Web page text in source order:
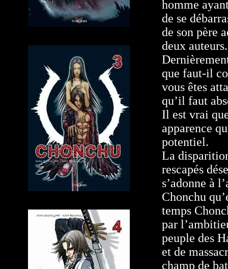
homme
de se
de son père
deux auteurs.
que faut-il
vous êtes
qu’il faut
Il est vrai
apparence
potentiel.
La
rescapés
s’adonne à
Chonchu
temps
par
peuple des
et de
champ de